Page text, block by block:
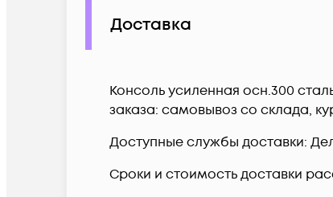
Доставка
Консоль усиленная осн.300
заказа: самовывоз со склада,
Доступные службы доставки:
Сроки и стоимость доставки